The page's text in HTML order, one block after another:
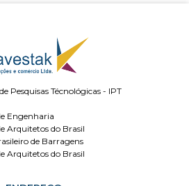
Pesquisas Técnológicas - IPT
Engenharia
Arquitetos do Brasil
de Barragens
Arquitetos do Brasil